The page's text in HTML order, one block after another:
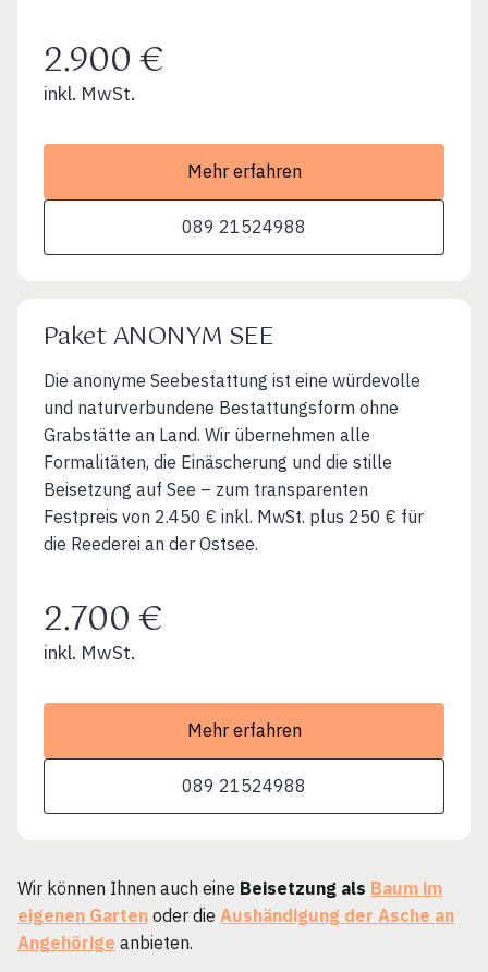
2.900 €
inkl. MwSt.
Mehr erfahren
089 21524988
Paket ANONYM SEE
Die anonyme Seebestattung ist eine würdevolle
und naturverbundene Bestattungsform ohne
Grabstätte an Land. Wir übernehmen alle
Formalitäten, die Einäscherung und die stille
Beisetzung auf See – zum transparenten
Festpreis von 2.450 € inkl. MwSt. plus 250 € für
die Reederei an der Ostsee.
2.700 €
inkl. MwSt.
Mehr erfahren
089 21524988
Wir können Ihnen auch eine Beisetzung als Baum im
eigenen Garten oder die Aushändigung der Asche an
Angehörige anbieten.